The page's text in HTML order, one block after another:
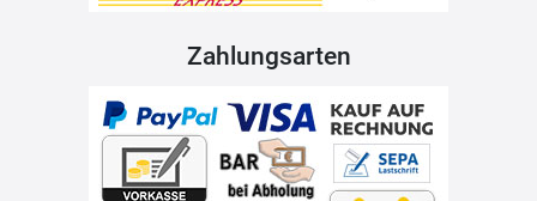
Zahlungsarten